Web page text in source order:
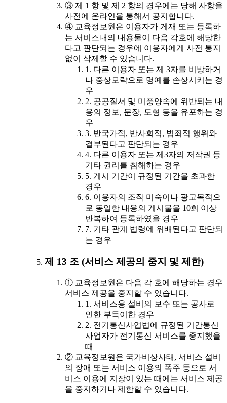
③ 제 1 항 및 제 2 항의 경우에는 당해 사항을
사전에 온라인을 통해서 공지합니다.
④ 교육정보원은 이용자가 게재 또는 등록하
는 서비스내의 내용물이 다음 각호에 해당한
다고 판단되는 경우에 이용자에게 사전 통지
없이 삭제할 수 있습니다.
1. 다른 이용자 또는 제 3자를 비방하거
나 중상모략으로 명예를 손상시키는 경
우
2. 공공질서 및 미풍양속에 위반되는 내
용의 정보, 문장, 도형 등을 유포하는 경
우
3. 반국가적, 반사회적, 범죄적 행위와
결부된다고 판단되는 경우
4. 다른 이용자 또는 제3자의 저작권 등
기타 권리를 침해하는 경우
5. 게시 기간이 규정된 기간을 초과한
경우
6. 이용자의 조작 미숙이나 광고목적으
로 동일한 내용의 게시물을 10회 이상
반복하여 등록하였을 경우
7. 기타 관계 법령에 위배된다고 판단되
는 경우
제 13 조 (서비스 제공의 중지 및 제한)
① 교육정보원은 다음 각 호에 해당하는 경우
서비스 제공을 중지할 수 있습니다.
1. 서비스용 설비의 보수 또는 공사로
인한 부득이한 경우
2. 전기통신사업법에 규정된 기간통신
사업자가 전기통신 서비스를 중지했을
때
② 교육정보원은 국가비상사태, 서비스 설비
의 장애 또는 서비스 이용의 폭주 등으로 서
비스 이용에 지장이 있는 때에는 서비스 제공
을 중지하거나 제한할 수 있습니다.